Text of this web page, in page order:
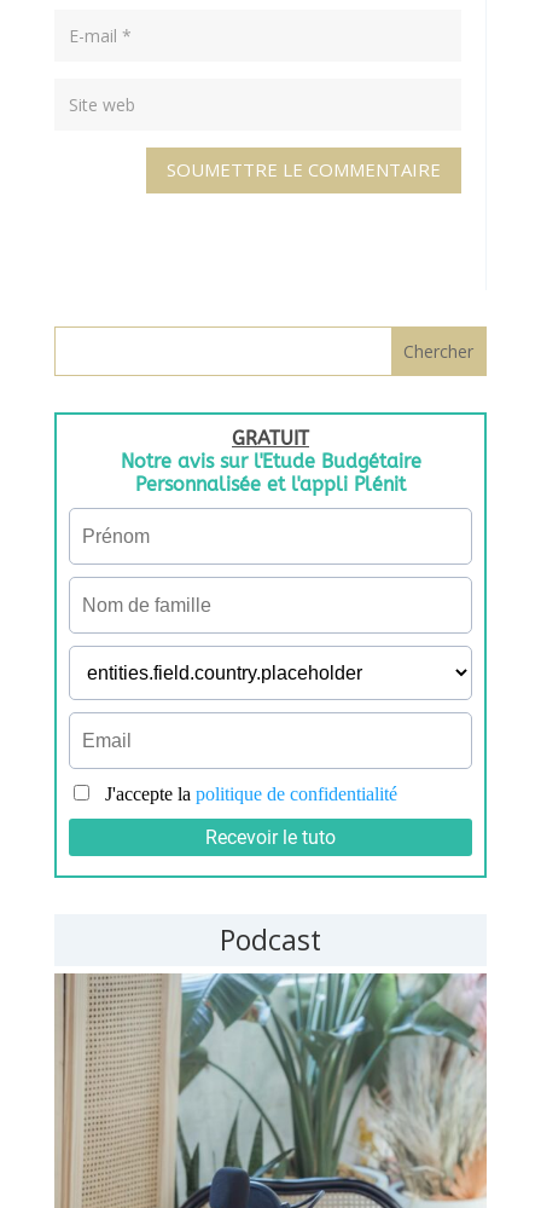
SOUMETTRE LE COMMENTAIRE
Podcast